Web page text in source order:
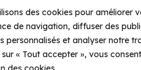
des cookies pour améliorer
de navigation, diffuser des
personnalisés et analyser notre
« Tout accepter », vous